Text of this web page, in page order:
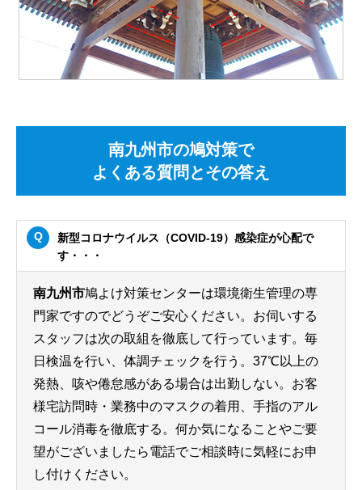
南九州市の鳩対策で
よくある質問とその答え
新型コロナウイルス（COVID-19）感染症が心配で
す・・・
南九州市鳩よけ対策センターは環境衛生管理の専
門家ですのでどうぞご安心ください。お伺いする
スタッフは次の取組を徹底して行っています。毎
日検温を行い、体調チェックを行う。37℃以上の
発熱、咳や倦怠感がある場合は出勤しない。お客
様宅訪問時・業務中のマスクの着用、手指のアル
コール消毒を徹底する。何か気になることやご要
望がございましたら電話でご相談時に気軽にお申
し付けください。